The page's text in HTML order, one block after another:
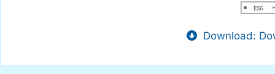
Download: